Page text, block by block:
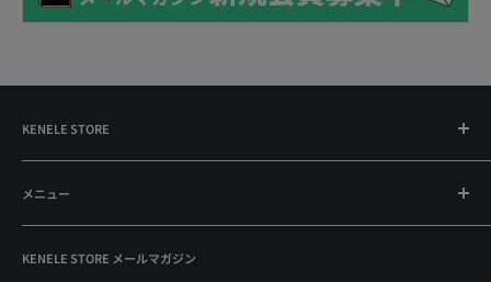
KENELE STORE
運営会社：株式会社ケンエレファント
〒101-0064
東京都千代田区神田猿楽町2-1-14 A&Xビル4F
Mail: kenele-store@kenelephant.co.jp
メニュー
プライバシーポリシー
よくあるご質問
KENELE STORE メールマガジン